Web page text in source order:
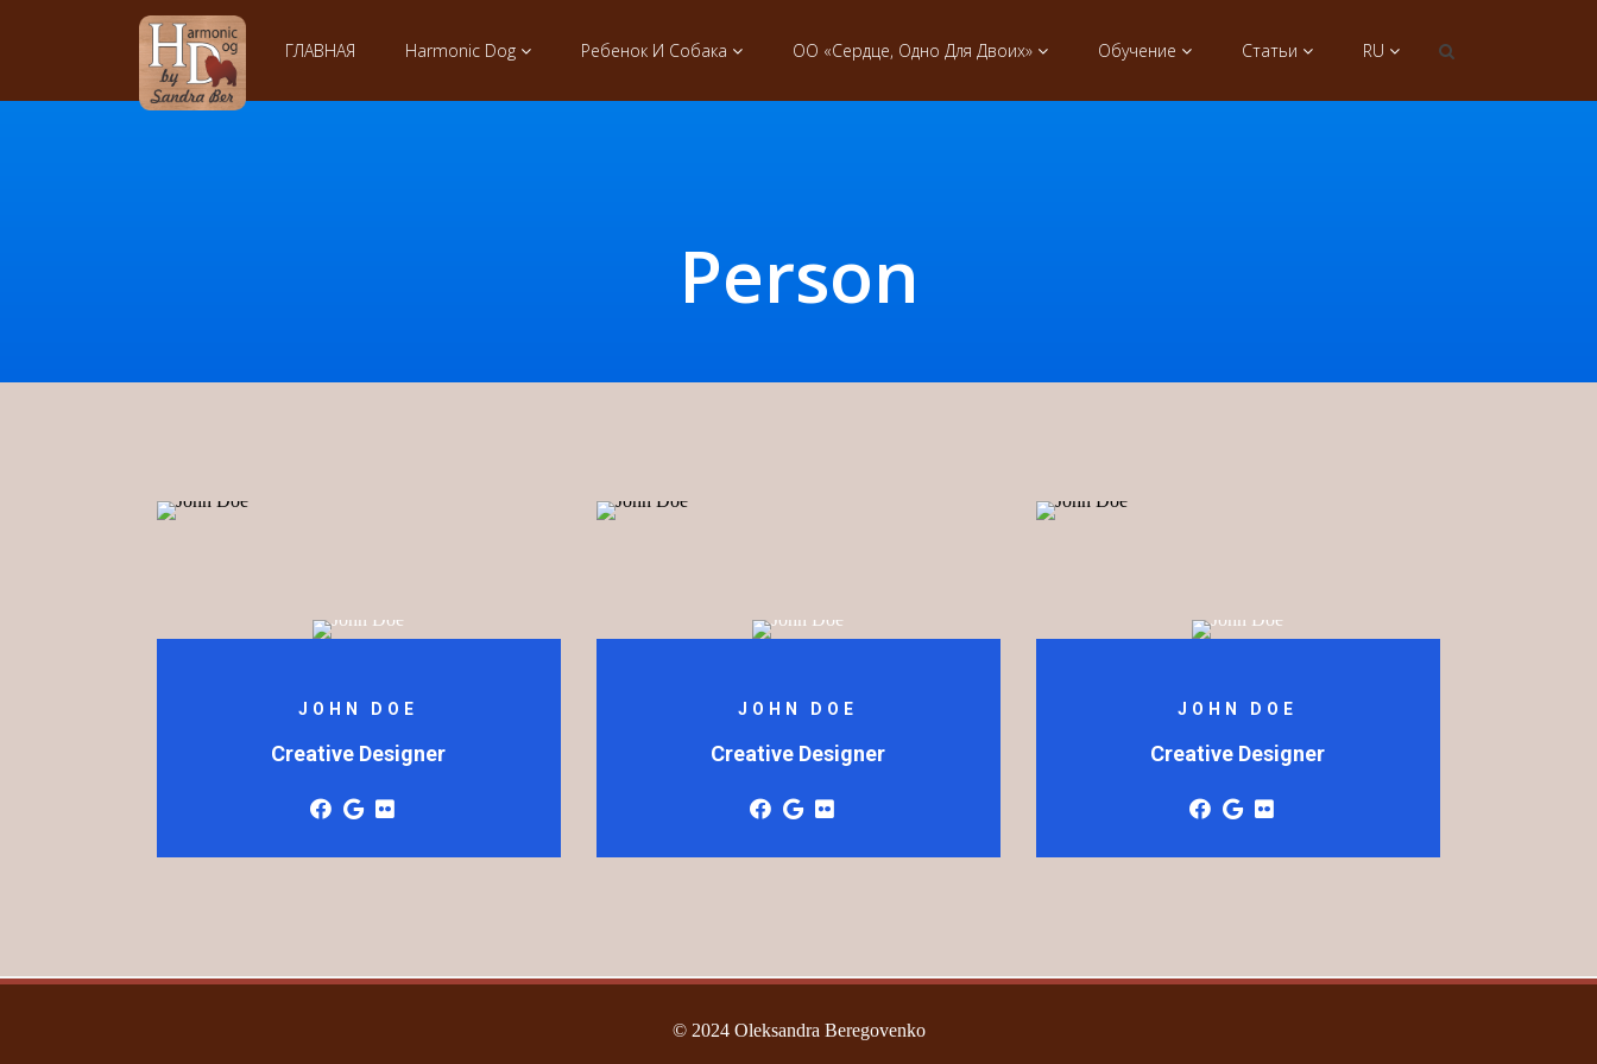
ГЛАВНАЯ Harmonic Dog Ребенок И Собака ОО «Сердце, Одно Для Двоих» Обучение Статьи RU
Person
JOHN DOE
Creative Designer
JOHN DOE
Creative Designer
JOHN DOE
Creative Designer
© 2024 Oleksandra Beregovenko